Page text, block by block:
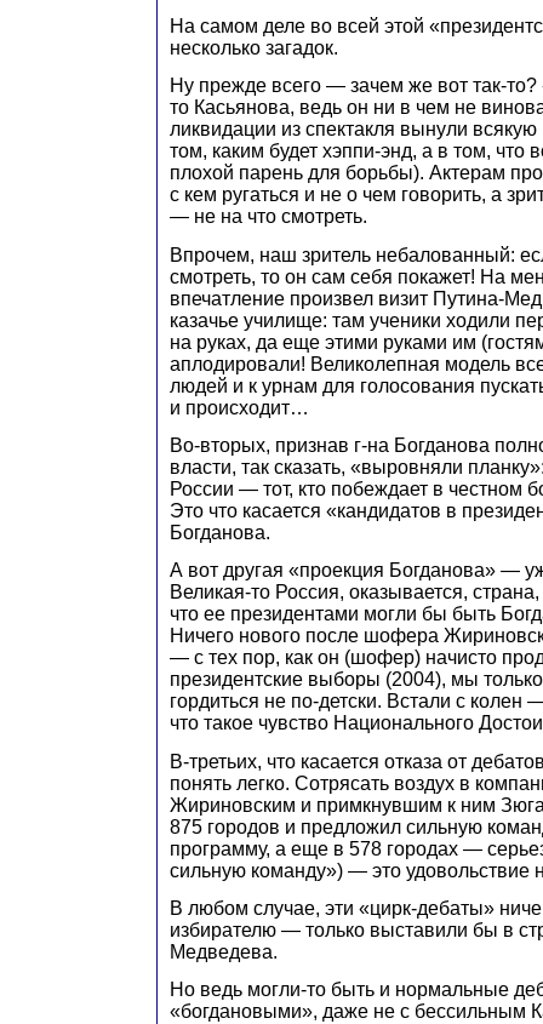
На самом деле во всей этой
несколько загадок.
Ну прежде всего — зачем же вот так-
то Касьянова, ведь он ни в чем не
ликвидации из спектакля вынули всякую
том, каким будет хэппи-энд, а в том, что
плохой парень для борьбы). Актерам
с кем ругаться и не о чем говорить, а
— не на что смотреть.
Впрочем, наш зритель небалованный:
смотреть, то он сам себя покажет! На
впечатление произвел визит Путина-
казачье училище: там ученики ходили
на руках, да еще этими руками им
аплодировали! Великолепная модель
людей и к урнам для голосования
и происходит…
Во-вторых, признав г-на Богданова
власти, так сказать, «выровняли
России — тот, кто побеждает в честном
Это что касается «кандидатов в
Богданова.
А вот другая «проекция Богданова» —
Великая-то Россия, оказывается, страна,
что ее президентами могли бы быть
Ничего нового после шофера
— с тех пор, как он (шофер) начисто
президентские выборы (2004), мы
гордиться не по-детски. Встали с колен
что такое чувство Национального
В-третьих, что касается отказа от
понять легко. Сотрясать воздух в
Жириновским и примкнувшим к ним
875 городов и предложил сильную
программу, а еще в 578 городах —
сильную команду») — это удовольствие
В любом случае, эти «цирк-дебаты»
избирателю — только выставили бы в
Медведева.
Но ведь могли-то быть и нормальные
«богдановыми», даже не с бессильным